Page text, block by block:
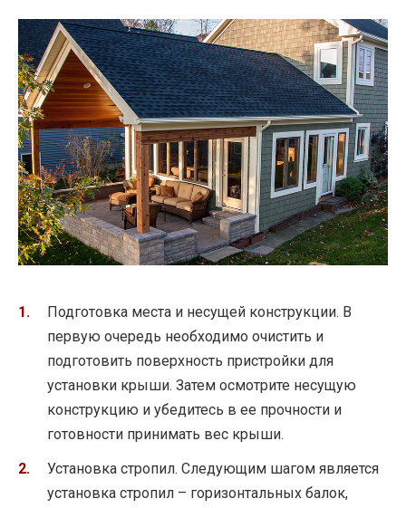
Подготовка места и несущей конструкции. В
первую очередь необходимо очистить и
подготовить поверхность пристройки для
установки крыши. Затем осмотрите несущую
конструкцию и убедитесь в ее прочности и
готовности принимать вес крыши.
Установка стропил. Следующим шагом является
установка стропил – горизонтальных балок,